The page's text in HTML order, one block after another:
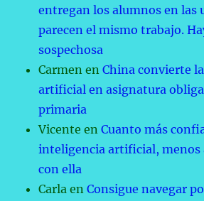
entregan los alumnos en las
parecen el mismo trabajo.
sospechosa
Carmen enChina convierte
artificial en asignatura
primaria
Vicente enCuanto más
inteligencia artificial, menos
con ella
Carla enConsigue navegar